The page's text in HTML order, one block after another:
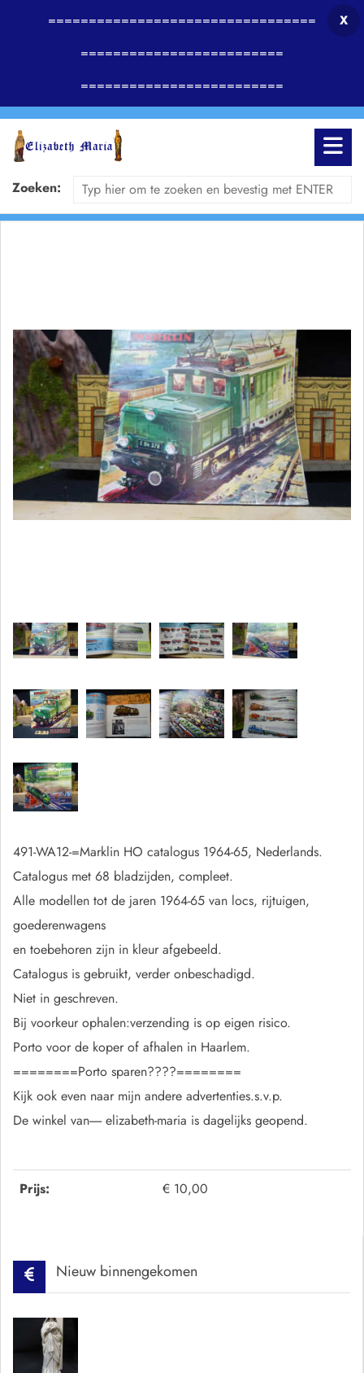
=================================
=========================
=========================
X
Zoeken:
Prijs: € 10,00
491-WA12-=Marklin HO catalogus 1964-65, Nederlands.
Catalogus met 68 bladzijden, compleet.
Alle modellen tot de jaren 1964-65 van locs, rijtuigen,
goederenwagens
en toebehoren zijn in kleur afgebeeld.
Catalogus is gebruikt, verder onbeschadigd.
Niet in geschreven.
Bij voorkeur ophalen:verzending is op eigen risico.
Porto voor de koper of afhalen in Haarlem.
========Porto sparen????========
Kijk ook even naar mijn andere advertenties.s.v.p.
De winkel van----- elizabeth-maria is dagelijks geopend.
Nieuw binnengekomen